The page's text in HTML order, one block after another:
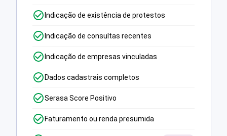
Indicação de existência de protestos
Indicação de consultas recentes
Indicação de empresas vinculadas
Dados cadastrais completos
Serasa Score Positivo
Faturamento ou renda presumida